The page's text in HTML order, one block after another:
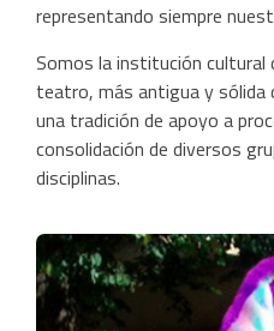
representando siempre
Somos la institución cultural
teatro, más antigua y sólida
una tradición de apoyo a
consolidación de diversos
disciplinas.